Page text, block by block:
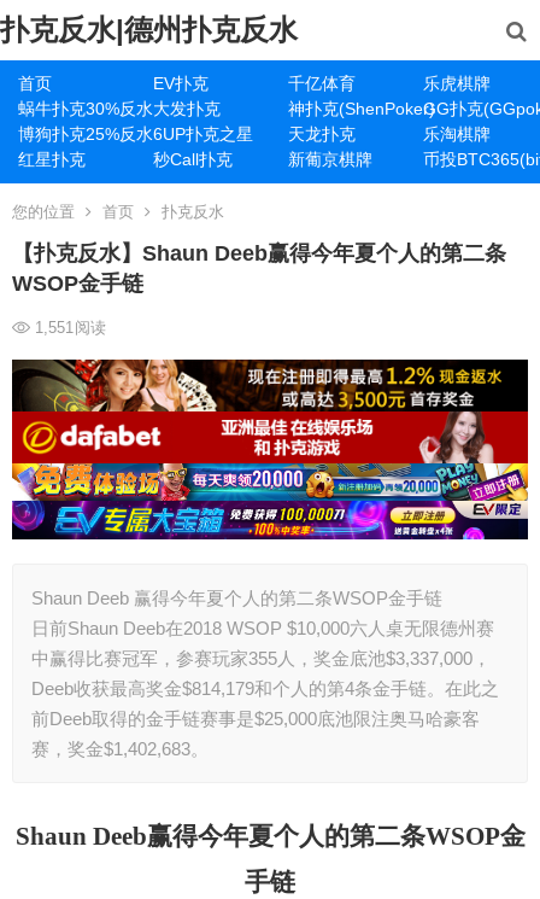
扑克反水|德州扑克反水
首页 EV扑克 千亿体育
乐虎棋牌
蜗牛扑克30%反水大发扑克 神扑克(ShenPoker)GG扑克
博狗扑克25%反水6UP扑克之星 天龙扑克
乐淘棋牌
红星扑克
秒Call扑克 新葡京棋牌 币投
您的位置 首页 扑克反水
【扑克反水】Shaun Deeb赢得今年夏个人的第二条
WSOP金手链
1,551阅读
Shaun Deeb 赢得今年夏个人的第二条WSOP金手链
日前Shaun Deeb在2018 WSOP $10,000六人桌无限德州赛
中赢得比赛冠军，参赛玩家355人，奖金底池$3,337,000，
Deeb收获最高奖金$814,179和个人的第4条金手链。在此之
前Deeb取得的金手链赛事是$25,000底池限注奥马哈豪客
赛，奖金$1,402,683。
Shaun Deeb赢得今年夏个人的第二条WSOP金
手链